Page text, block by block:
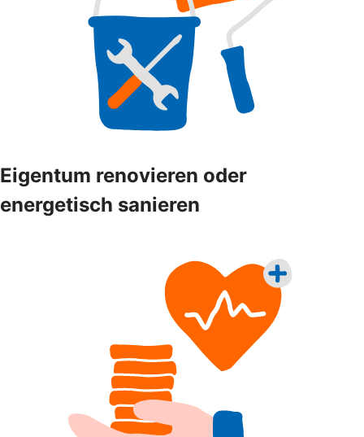
Eigentum renovieren oder
energetisch sanieren